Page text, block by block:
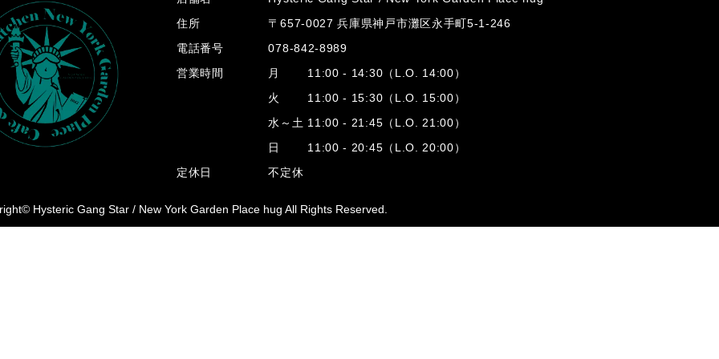
住所
〒657-0027 兵庫県神戸市灘区永手町5-1-246
電話番号
078-842-8989
営業時間
月 11:00 - 14:30（L.O. 14:00）
火 11:00 - 15:30（L.O. 15:00）
水～土 11:00 - 21:45（L.O. 21:00）
日 11:00 - 20:45（L.O. 20:00）
定休日
不定休
Hysteric Gang Star / New York Garden Place hug All Rights Reserved.